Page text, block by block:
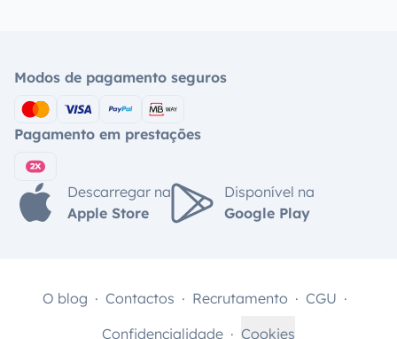
Modos de pagamento seguros
Pagamento em prestações
Descarregar na
Apple Store
Disponível na
Google Play
O blog Contactos Recrutamento
CGU
Confidencialidade
Cookies